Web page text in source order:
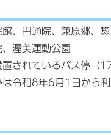
、円通院、兼原郷、
渥美運動公園
されているバス停（
令和8年6月1日から利